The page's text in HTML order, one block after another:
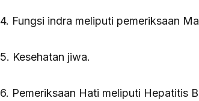
4. Fungsi indra meliputi pemeriksaan
5. Kesehatan jiwa.
6. Pemeriksaan Hati meliputi Hepatitis